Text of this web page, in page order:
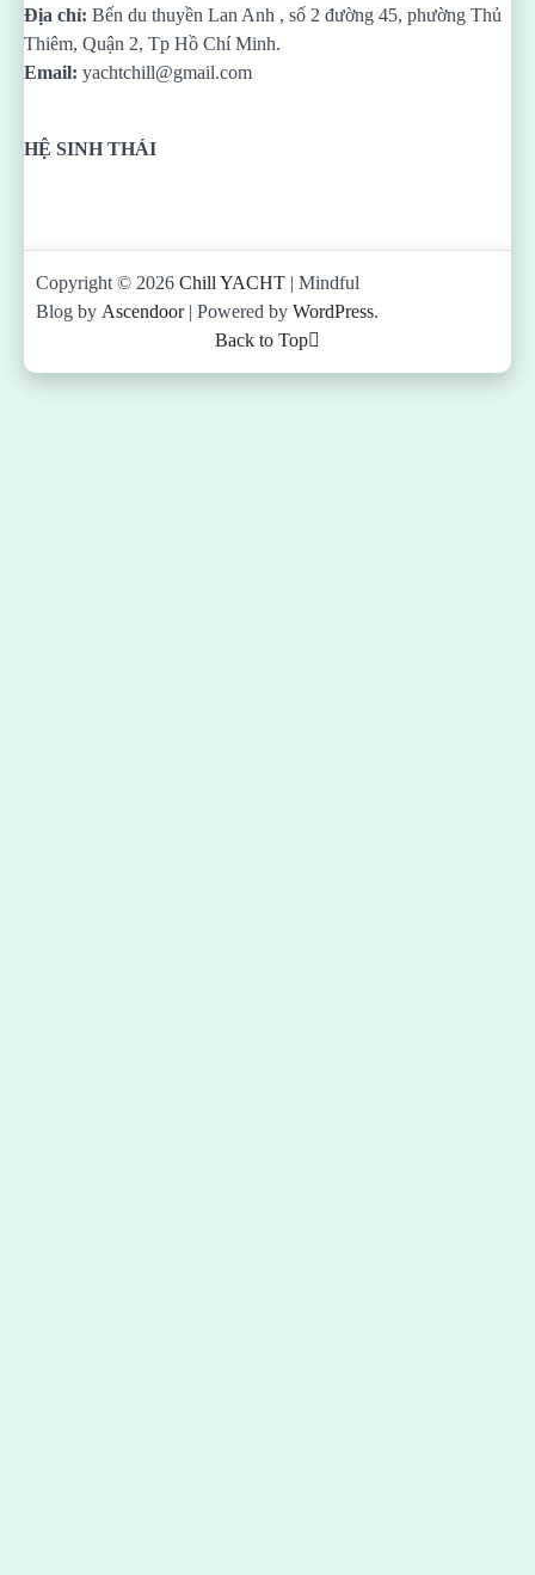
Địa chỉ: Bến du thuyền Lan Anh , số 2 đường 45, phường Thủ
Thiêm, Quận 2, Tp Hồ Chí Minh.
Email: yachtchill@gmail.com
HỆ SINH THÁI
Copyright © 2026 Chill YACHT | Mindful
Blog by Ascendoor| Powered by WordPress.
Back to Top